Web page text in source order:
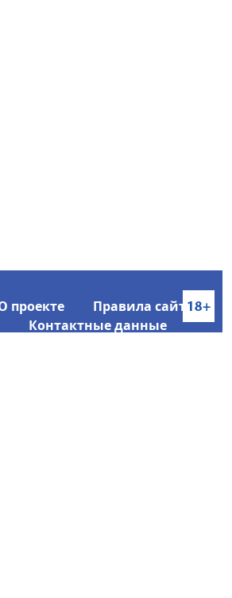
проекте
Правила сайта
Контактные данные